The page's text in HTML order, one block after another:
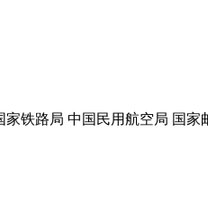
铁路局 中国民用航空局 国家